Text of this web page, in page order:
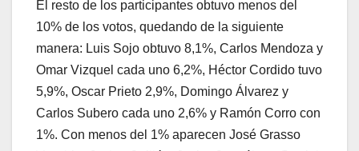
El resto de los participantes obtuvo menos del
10% de los votos, quedando de la siguiente
manera: Luis Sojo obtuvo 8,1%, Carlos Mendoza y
Omar Vizquel cada uno 6,2%, Héctor Cordido tuvo
5,9%, Oscar Prieto 2,9%, Domingo Álvarez y
Carlos Subero cada uno 2,6% y Ramón Corro con
1%. Con menos del 1% aparecen José Grasso